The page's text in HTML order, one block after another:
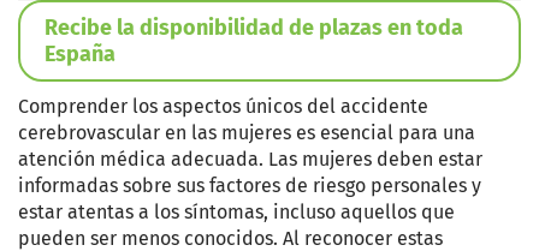
Recibe la disponibilidad de plazas en toda
España
Comprender los aspectos únicos del accidente
cerebrovascular en las mujeres es esencial para una
atención médica adecuada. Las mujeres deben estar
informadas sobre sus factores de riesgo personales y
estar atentas a los síntomas, incluso aquellos que
pueden ser menos conocidos. Al reconocer estas